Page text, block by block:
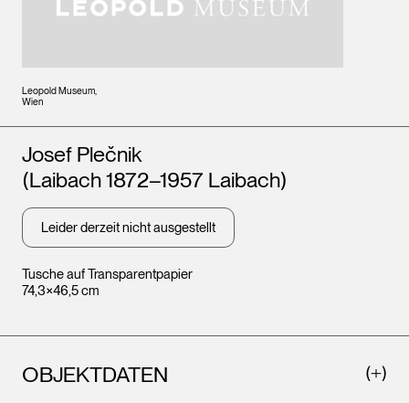
Leopold Museum,
Wien
Tusche auf Transparentpapier
74,3×46,5 cm
Künstler*innen
Josef Plečnik
(Laibach 1872–1957 Laibach)
Leider derzeit nicht ausgestellt
OBJEKTDATEN